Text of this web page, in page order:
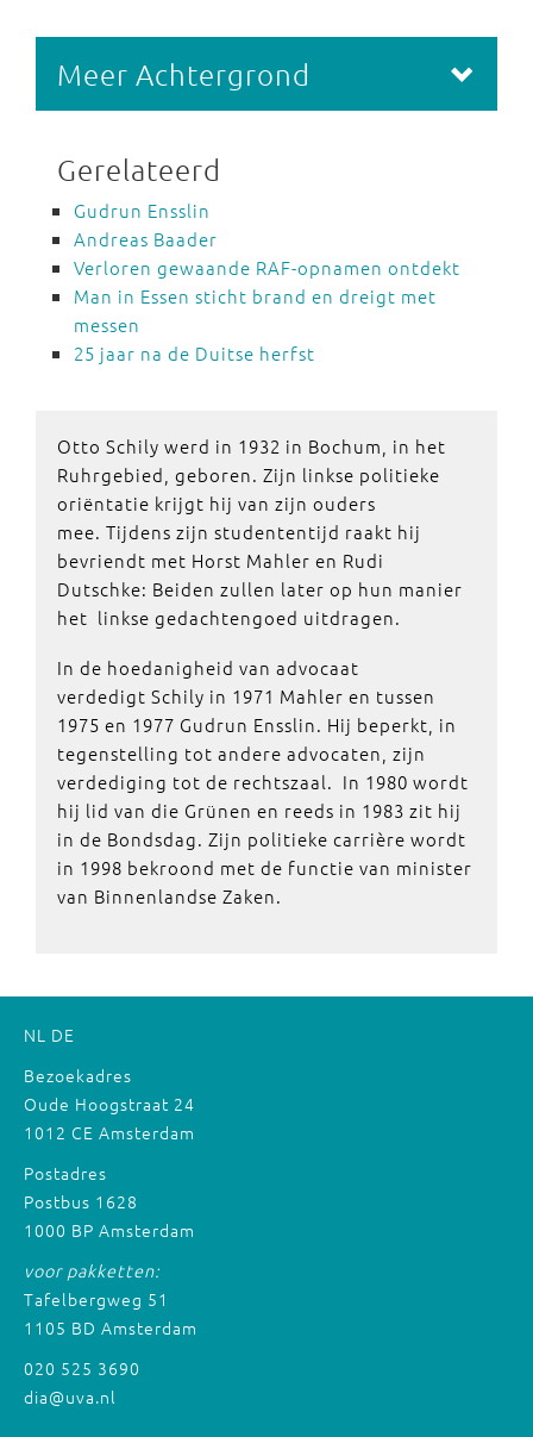
Meer Achtergrond
Gerelateerd
Gudrun Ensslin
Andreas Baader
Verloren gewaande RAF-opnamen ontdekt
Man in Essen sticht brand en dreigt met
messen
25 jaar na de Duitse herfst
Otto Schily werd in 1932 in Bochum, in het
Ruhrgebied, geboren. Zijn linkse politieke
oriëntatie krijgt hij van zijn ouders
mee. Tijdens zijn studententijd raakt hij
bevriendt met Horst Mahler en Rudi
Dutschke: Beiden zullen later op hun manier
het linkse gedachtengoed uitdragen.
In de hoedanigheid van advocaat
verdedigt Schily in 1971 Mahler en tussen
1975 en 1977 Gudrun Ensslin. Hij beperkt, in
tegenstelling tot andere advocaten, zijn
verdediging tot de rechtszaal. In 1980 wordt
hij lid van die Grünen en reeds in 1983 zit hij
in de Bondsdag. Zijn politieke carrière wordt
in 1998 bekroond met de functie van minister
van Binnenlandse Zaken.
NL DE
Bezoekadres
Oude Hoogstraat 24
1012 CE Amsterdam
Postadres
Postbus 1628
1000 BP Amsterdam
voor pakketten:
Tafelbergweg 51
1105 BD Amsterdam
020 525 3690
dia@uva.nl